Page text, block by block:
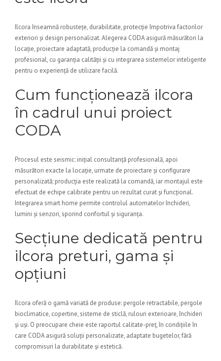
Ilcora înseamnă robustețe, durabilitate, protecție împotriva factorilor
exteriori și design personalizat. Alegerea CODA asigură măsurători la
locație, proiectare adaptată, producție la comandă și montaj
profesional, cu garanția calității și cu integrarea sistemelor inteligente
pentru o experiență de utilizare facilă.
Cum funcționează ilcora
în cadrul unui proiect
CODA
Procesul este seismic: inițial consultanță profesională, apoi
măsurători exacte la locație, urmate de proiectare și configurare
personalizată; producția este realizată la comandă, iar montajul este
efectuat de echipe calibrate pentru un rezultat curat și funcțional.
Integrarea smart home permite controlul automatelor închideri,
lumini și senzori, sporind confortul și siguranța.
Secțiune dedicată pentru
ilcora preturi, gama și
opțiuni
Ilcora oferă o gamă variată de produse: pergole retractabile, pergole
bioclimatice, copertine, sisteme de sticlă, rulouri exterioare, închideri
și uși. O preocupare cheie este raportul calitate-preț, în condițiile în
care CODA asigură soluții personalizate, adaptate bugetelor, fără
compromisuri la durabilitate și estetică.